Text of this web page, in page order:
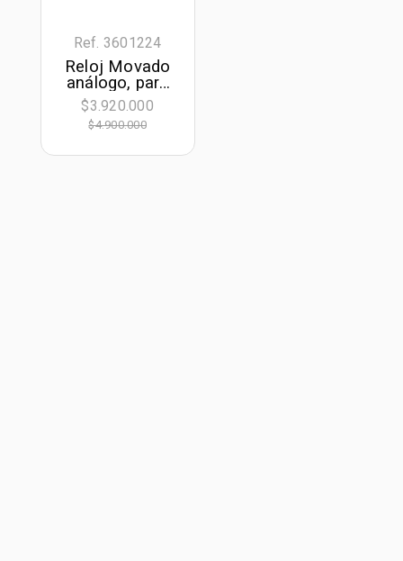
Ref. 3601224
Reloj Movado
análogo, para
Hombre, tablero
redondo color
gris, estilo
$3.920.000
$4.900.000